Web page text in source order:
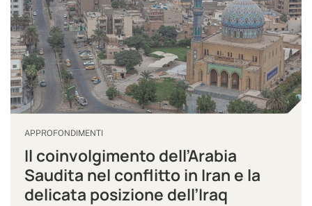
APPROFONDIMENTI
Il coinvolgimento dell’Arabia
Saudita nel conflitto in Iran e la
delicata posizione dell’Iraq